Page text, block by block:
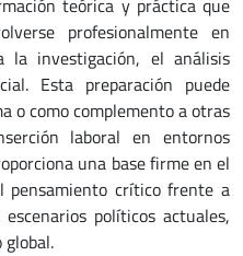
profesionalmente en
la investigación, el análisis
Esta preparación puede
o como complemento a otras
laboral en entornos
una base firme en el
pensamiento crítico frente a
políticos actuales,